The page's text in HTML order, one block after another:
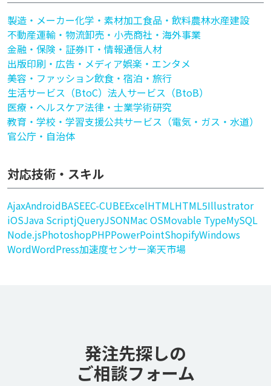
製造・メーカー化学・素材加工食品・飲料農林水産建設
不動産運輸・物流卸売・小売商社・海外事業
金融・保険・証券IT・情報通信人材
出版印刷・広告・メディア娯楽・エンタメ
美容・ファッション飲食・宿泊・旅行
生活サービス（BtoC） 法人サービス（BtoB）
医療・ヘルスケア法律・士業学術研究
教育・学校・学習支援公共サービス（電気・ガス・水道）
官公庁・自治体
対応技術・スキル
AjaxAndroidBASEEC-CUBEExcelHTMLHTML5Illustrator
iOSJava ScriptjQueryJSONMac OSMovable TypeMySQL
Node.jsPhotoshopPHPPowerPointShopifyWindows
WordWordPress加速度センサー楽天市場
発注先探しの
ご相談フォーム